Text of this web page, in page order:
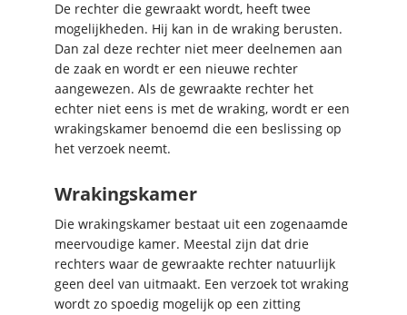
De rechter die gewraakt wordt, heeft twee
mogelijkheden. Hij kan in de wraking berusten.
Dan zal deze rechter niet meer deelnemen aan
de zaak en wordt er een nieuwe rechter
aangewezen. Als de gewraakte rechter het
echter niet eens is met de wraking, wordt er een
wrakingskamer benoemd die een beslissing op
het verzoek neemt.
Wrakingskamer
Die wrakingskamer bestaat uit een zogenaamde
meervoudige kamer. Meestal zijn dat drie
rechters waar de gewraakte rechter natuurlijk
geen deel van uitmaakt. Een verzoek tot wraking
wordt zo spoedig mogelijk op een zitting